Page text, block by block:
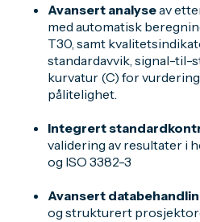
Avansert analyseav
med automatisk
T30, samt
standardavvik, signal-til-
kurvatur (C) for
pålitelighet.
Integrert
validering av resultater i
og ISO 3382-3
Avansert
og strukturert